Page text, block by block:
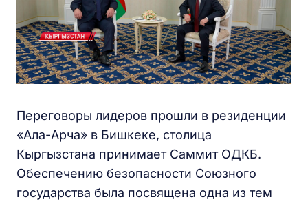
Переговоры лидеров прошли в резиденции
«Ала-Арча» в Бишкеке, столица
Кыргызстана принимает Саммит ОДКБ.
Обеспечению безопасности Союзного
государства была посвящена одна из тем